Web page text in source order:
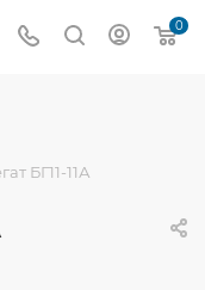
0
БГ11-11А